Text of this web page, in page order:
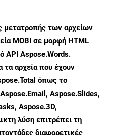
μετατροπής των αρχείων
MOBI σε μορφή HTML
API Aspose.Words.
αρχεία που έχουν
όπως το
Aspose.Slides,
Aspose.3D,
λύση επιτρέπει τη
διαφορετικές